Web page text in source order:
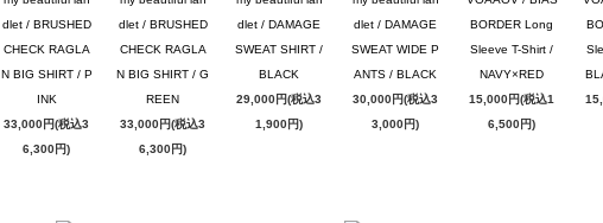
dlet / BRUSHED
CHECK RAGLA
N BIG SHIRT / P
INK
33,000円(税込3
6,300円)
dlet / BRUSHED
CHECK RAGLA
N BIG SHIRT / G
REEN
33,000円(税込3
6,300円)
dlet / DAMAGE
SWEAT SHIRT /
BLACK
29,000円(税込3
1,900円)
dlet / DAMAGE
SWEAT WIDE P
ANTS / BLACK
30,000円(税込3
3,000円)
BORDER Long
Sleeve T-Shirt /
NAVY×RED
15,000円(税込1
6,500円)